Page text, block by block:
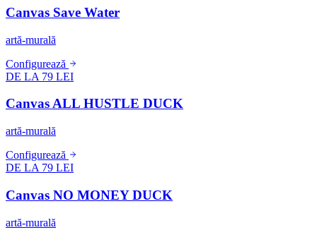
Canvas Save Water
artă-murală
Configurează
DE LA 79 LEI
Canvas ALL HUSTLE DUCK
artă-murală
Configurează
DE LA 79 LEI
Canvas NO MONEY DUCK
artă-murală